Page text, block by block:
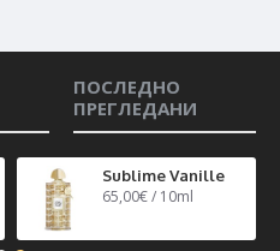
ПОСЛЕДНО
ПРЕГЛЕДАНИ
Sublime Vanille
65,00€ / 10ml